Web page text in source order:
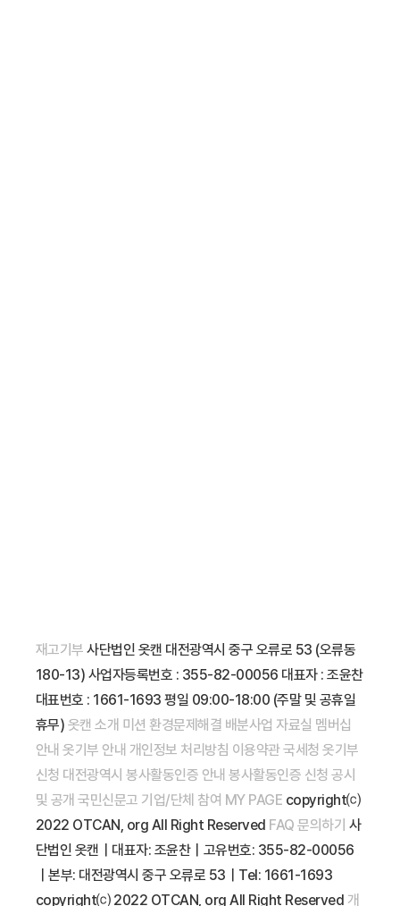
재고기부 사단법인 옷캔 대전광역시 중구 오류로 53 (오류동
180-13) 사업자등록번호 : 355-82-00056 대표자 : 조윤찬
대표번호 : 1661-1693 평일 09:00-18:00 (주말 및 공휴일
휴무) 옷캔 소개 미션 환경문제해결 배분사업 자료실 멤버십
안내 옷기부 안내 개인정보 처리방침 이용약관국세청 옷기부
신청 대전광역시 봉사활동인증 안내 봉사활동인증 신청 공시
및 공개 국민신문고 기업/단체 참여 MY PAGE copyright⒞
2022 OTCAN, org All Right Reserved FAQ 문의하기 사
단법인 옷캔｜대표자: 조윤찬｜고유번호: 355-82-00056
｜본부: 대전광역시 중구 오류로 53｜Tel: 1661-1693
copyright⒞ 2022 OTCAN, org All Right Reserved 개